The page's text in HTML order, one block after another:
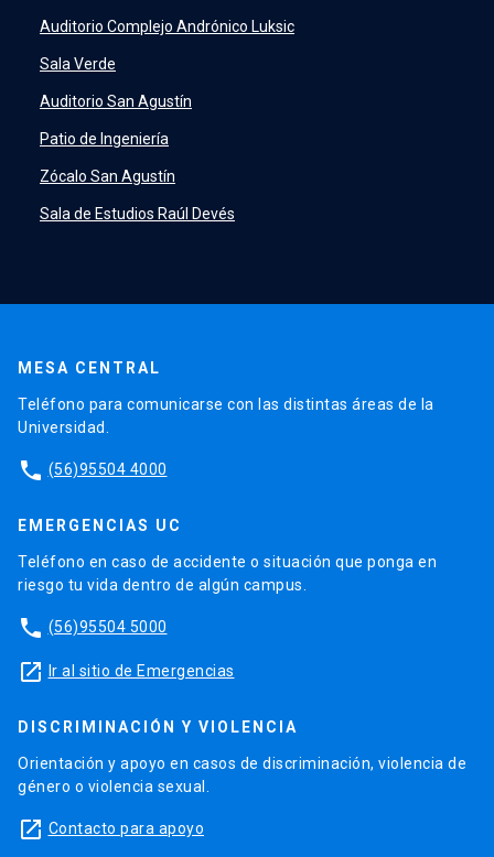
ERPlaunch
Auditorio Complejo Andrónico Luksic
Sala Verde
Auditorio San Agustín
Patio de Ingeniería
Zócalo San Agustín
Sala de Estudios Raúl Devés
MESA CENTRAL
Teléfono para comunicarse con las distintas áreas de la
Universidad.
phone (56)95504 4000
EMERGENCIAS UC
Teléfono en caso de accidente o situación que ponga en
riesgo tu vida dentro de algún campus.
phone (56)95504 5000
launch Ir al sitio de Emergencias
DISCRIMINACIÓN Y VIOLENCIA
Orientación y apoyo en casos de discriminación, violencia de
género o violencia sexual.
launch Contacto para apoyo